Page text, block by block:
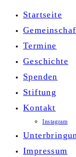
Startseite
Termine
Geschichte
Spenden
Stiftung
Kontakt
Instagram
Impressum